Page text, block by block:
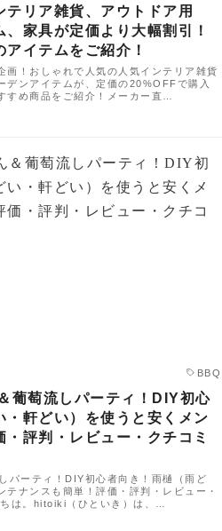
テリア雑貨、アウトドア用
家具が定価より大幅割引！
イテムをご紹介！
！おしゃれで人気の人気インテリア雑貨
デンアイテムが、定価の20%OFFで購入
すめ商品をご紹介！メーカー直…
BBQ
葡萄流しパーティ！DIY初心
・軒どい）を使うと安くメン
評判・レビュー・クチコミ
パーティ！DIY初心者向き！雨樋（雨ど
テナンスも簡単！評価・評判・レビュー・
は。hitoiki（ひといき）は、…